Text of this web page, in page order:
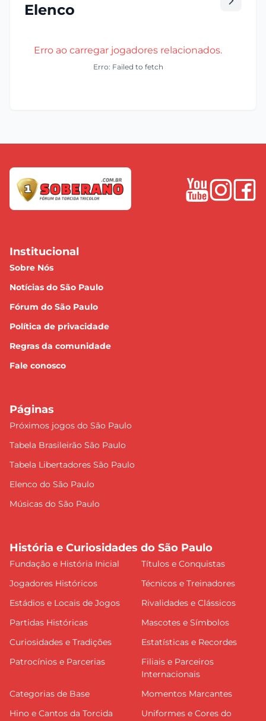
Elenco
Erro ao carregar jogadores relacionados.
Erro: Failed to fetch
Institucional
Sobre Nós
Notícias do São Paulo
Fórum do São Paulo
Política de privacidade
Regras da comunidade
Fale conosco
Páginas
Próximos jogos do São Paulo
Tabela Brasileirão São Paulo
Tabela Libertadores São Paulo
Elenco do São Paulo
Músicas do São Paulo
História e Curiosidades do São Paulo
Fundação e História Inicial
Títulos e Conquistas
Jogadores Históricos
Técnicos e Treinadores
Estádios e Locais de Jogos
Rivalidades e Clássicos
Partidas Históricas
Mascotes e Símbolos
Curiosidades e Tradições
Estatísticas e Recordes
Patrocínios e Parcerias
Filiais e Parceiros
Internacionais
Categorias de Base
Momentos Marcantes
Hino e Cantos da Torcida
Uniformes e Cores do